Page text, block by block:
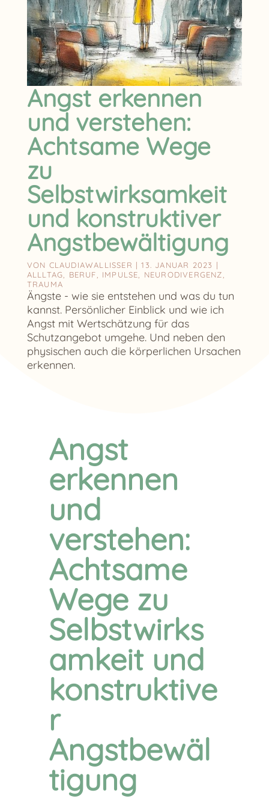
Angst erkennen
und verstehen:
Achtsame Wege
zu
Selbstwirksamkeit
und konstruktiver
Angstbewältigung
VON CLAUDIAWALLISSER |13. JANUAR 2023 |
ALLLTAG
BERUF IMPULSE NEURODIVERGENZ
TRAUMA
Ängste - wie sie entstehen und was du tun
kannst. Persönlicher Einblick und wie ich
Angst mit Wertschätzung für das
Schutzangebot umgehe. Und neben den
physischen auch die körperlichen Ursachen
erkennen.
Angst
erkennen
und
verstehen:
Achtsame
Wege zu
Selbstwirks
amkeit und
konstruktive
r
Angstbewäl
tigung